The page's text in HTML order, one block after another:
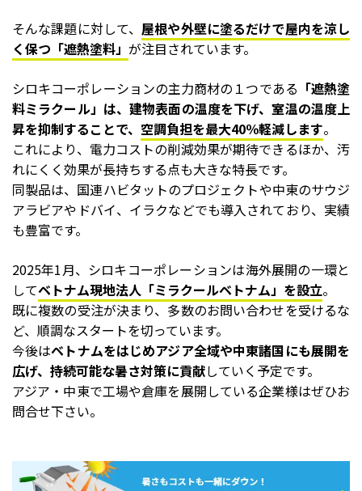
そんな課題に対して、屋根や外壁に塗るだけで屋内を涼し
く保つ「遮熱塗料」 が注目されています。
シロキコーポレーションの主力商材の１つである 「遮熱塗
料ミラクール」は、建物表面の温度を下げ、室温の温度上
昇を抑制することで、 空調負担を最大40％軽減します。
これにより、電力コストの削減効果が期待できるほか、汚
れにくく効果が長持ちする点も大きな特長です。
同製品は、国連ハビタットのプロジェクトや中東のサウジ
アラビアやドバイ、イラクなどでも導入されており、実績
も豊富です。
2025年1月、シロキコーポレーションは海外展開の一環と
してベトナム現地法人「ミラクールベトナム」を設立。
既に複数の受注が決まり、多数のお問い合わせを受けるな
ど、順調なスタートを切っています。
今後はベトナムをはじめアジア全域や中東諸国にも展開を
広げ、持続可能な暑さ対策に貢献していく予定です。
アジア・中東で工場や倉庫を展開している企業様はぜひお
問合せ下さい。